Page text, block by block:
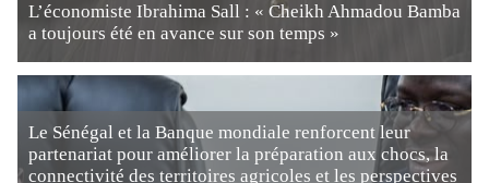
L’économiste Ibrahima Sall : « Cheikh Ahmadou Bamba
a toujours été en avance sur son temps »
Le Sénégal et la Banque mondiale renforcent leur
partenariat pour améliorer la préparation aux chocs, la
connectivité des territoires agricoles et les perspectives